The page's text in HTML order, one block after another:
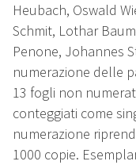
Heubach, Oswald
Schmit, Lothar
Penone, Johannes
numerazione delle
13 fogli non
conteggiati come
numerazione
1000 copie.